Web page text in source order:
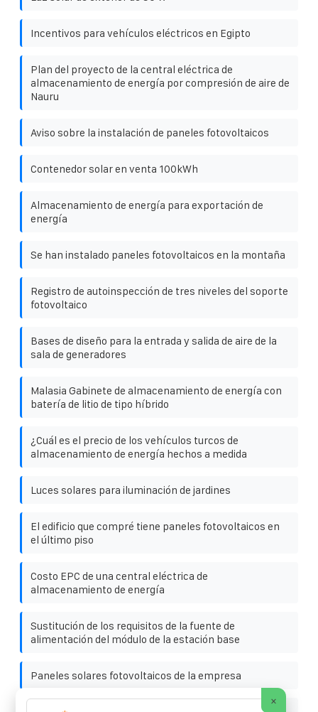
Incentivos para vehículos eléctricos en Egipto
Plan del proyecto de la central eléctrica de
almacenamiento de energía por compresión de aire de
Nauru
Aviso sobre la instalación de paneles fotovoltaicos
Contenedor solar en venta 100kWh
Almacenamiento de energía para exportación de
energía
Se han instalado paneles fotovoltaicos en la montaña
Registro de autoinspección de tres niveles del soporte
fotovoltaico
Bases de diseño para la entrada y salida de aire de la
sala de generadores
Malasia Gabinete de almacenamiento de energía con
batería de litio de tipo híbrido
¿Cuál es el precio de los vehículos turcos de
almacenamiento de energía hechos a medida
Luces solares para iluminación de jardines
El edificio que compré tiene paneles fotovoltaicos en
el último piso
Costo EPC de una central eléctrica de
almacenamiento de energía
Sustitución de los requisitos de la fuente de
alimentación del módulo de la estación base
Paneles solares fotovoltaicos de la empresa
×